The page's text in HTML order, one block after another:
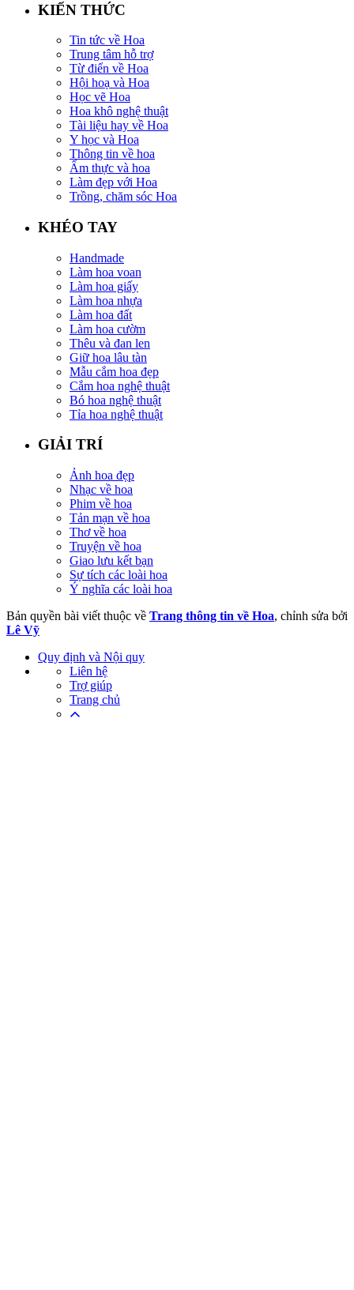
KIẾN THỨC
Tin tức về Hoa
Trung tâm hỗ trợ
Từ điển về Hoa
Hội hoạ và Hoa
Học vẽ Hoa
Hoa khô nghệ thuật
Tài liệu hay về Hoa
Y học và Hoa
Thông tin về hoa
Ẩm thực và hoa
Làm đẹp với Hoa
Trồng, chăm sóc Hoa
KHÉO TAY
Handmade
Làm hoa voan
Làm hoa giấy
Làm hoa nhựa
Làm hoa đất
Làm hoa cườm
Thêu và đan len
Giữ hoa lâu tàn
Mẫu cắm hoa đẹp
Cắm hoa nghệ thuật
Bó hoa nghệ thuật
Tỉa hoa nghệ thuật
GIẢI TRÍ
Ảnh hoa đẹp
Nhạc về hoa
Phim về hoa
Tản mạn về hoa
Thơ về hoa
Truyện về hoa
Giao lưu kết bạn
Sự tích các loài hoa
Ý nghĩa các loài hoa
Bản quyền bài viết thuộc về Trang thông tin về Hoa, chỉnh sửa bởi
Lê Vỹ
Quy định và Nội quy
Liên hệ
Trợ giúp
Trang chủ